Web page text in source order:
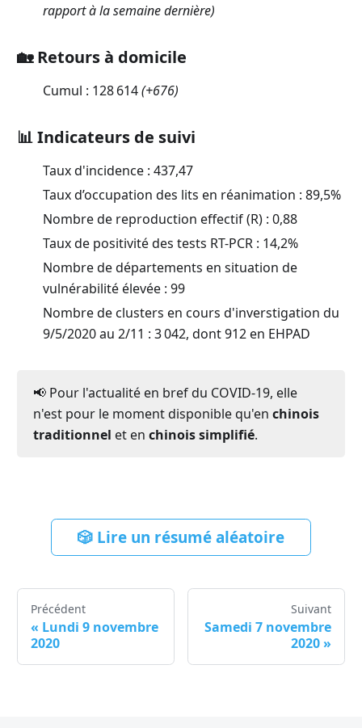
rapport à la semaine dernière)
🏡 Retours à domicile
Cumul : 128 614(+676)
📊 Indicateurs de suivi
Taux d'incidence : 437,47
Taux d’occupation des lits en réanimation : 89,5%
Nombre de reproduction effectif (R) : 0,88
Taux de positivité des tests RT-PCR : 14,2%
Nombre de départements en situation de
vulnérabilité élevée : 99
Nombre de clusters en cours d'inverstigation du
9/5/2020 au 2/11 : 3 042, dont 912 en EHPAD
📢 Pour l'actualité en bref du COVID-19, elle
n'est pour le moment disponible qu'en chinois
traditionnel et en chinois simplifié.
🎲 Lire un résumé aléatoire
Précédent
« Lundi 9 novembre
2020
Suivant
Samedi 7 novembre
2020 »